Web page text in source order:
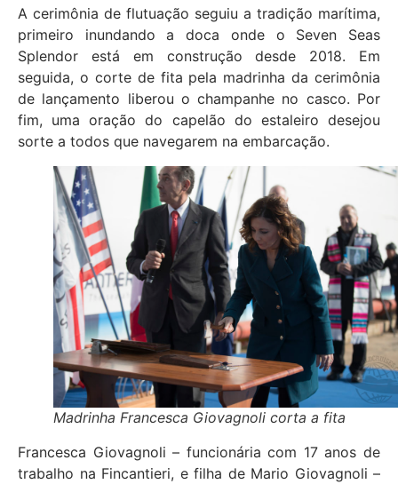
A cerimônia de flutuação seguiu a tradição marítima,
primeiro inundando a doca onde o Seven Seas
Splendor está em construção desde 2018. Em
seguida, o corte de fita pela madrinha da cerimônia
de lançamento liberou o champanhe no casco. Por
fim, uma oração do capelão do estaleiro desejou
sorte a todos que navegarem na embarcação.
Madrinha Francesca Giovagnoli corta a fita
Francesca Giovagnoli – funcionária com 17 anos de
trabalho na Fincantieri, e filha de Mario Giovagnoli –